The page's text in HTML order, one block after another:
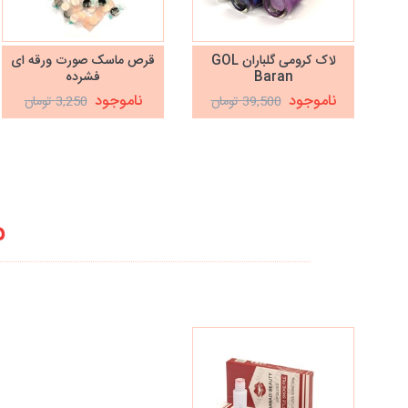
لاک کرومی گلباران GOL
Baran
ناموجود 39,500 تومان
قرص ماسک صورت ورقه ای
فشرده
ناموجود 3,250 تومان